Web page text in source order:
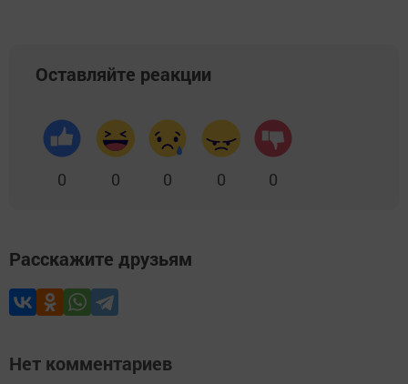
Оставляйте реакции
0 0 0 0 0
Расскажите друзьям
Нет комментариев